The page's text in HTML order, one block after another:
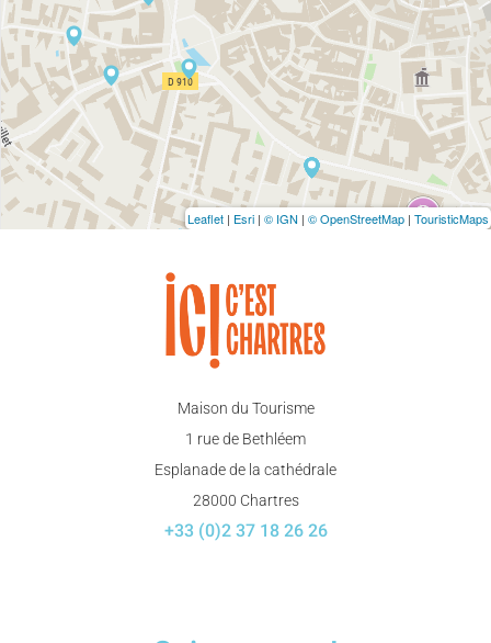
Leaflet | Esri | © IGN | © OpenStreetMap | TouristicMaps
Maison du Tourisme
1 rue de Bethléem
Esplanade de la cathédrale
28000 Chartres
+33 (0)2 37 18 26 26